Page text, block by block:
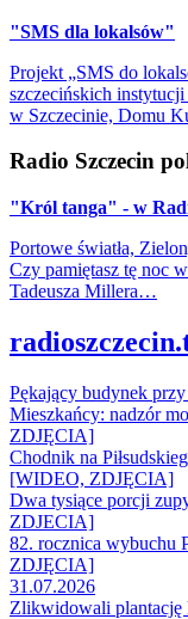
"SMS dla lokalsów"
Projekt „SMS do
szczecińskich
w Szczecinie, Domu
Radio Szczecin
"Król tanga" - w
Portowe światła,
Czy pamiętasz tę noc
Tadeusza Millera…
Pękający budynek
Mieszkańcy: nadzór
ZDJĘCIA]
Chodnik na
[WIDEO, ZDJĘCIA]
Dwa tysiące porcji
ZDJECIA]
82. rocznica wybuchu
ZDJĘCIA]
31.07.2026
Zlikwidowali plantację